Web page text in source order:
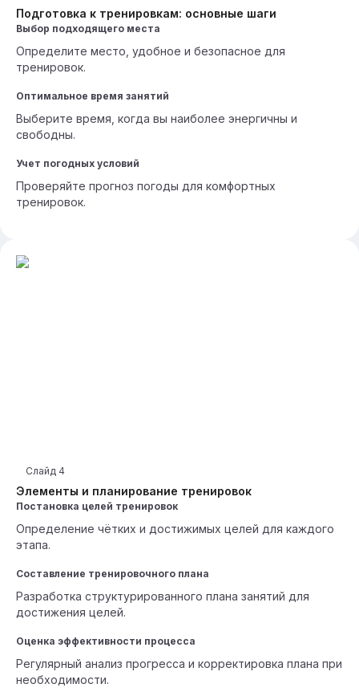
Подготовка к тренировкам: основные шаги
Выбор подходящего места
Определите место, удобное и безопасное для
тренировок.
Оптимальное время занятий
Выберите время, когда вы наиболее энергичны и
свободны.
Учет погодных условий
Проверяйте прогноз погоды для комфортных
тренировок.
Элементы и планирование тренировок
Слайд 4
Постановка целей тренировок
Определение чётких и достижимых целей для каждого
этапа.
Составление тренировочного плана
Разработка структурированного плана занятий для
достижения целей.
Оценка эффективности процесса
Регулярный анализ прогресса и корректировка плана при
необходимости.